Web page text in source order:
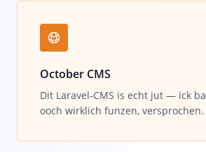
October CMS
Dit Laravel-CMS is echt jut — ick
ooch wirklich funzen, versprochen.